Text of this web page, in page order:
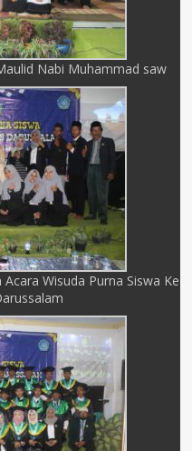
Nabi Muhammad saw
Wisuda Purna Siswa Ke